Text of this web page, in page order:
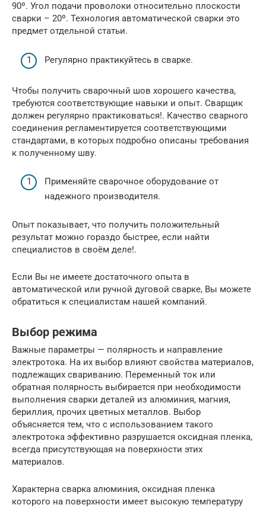
90º. Угол подачи проволоки относительно плоскости
сварки – 20º. Технология автоматической сварки это
предмет отдельной статьи.
Регулярно практикуйтесь в сварке.
Чтобы получить сварочный шов хорошего качества,
требуются соответствующие навыки и опыт. Сварщик
должен регулярно практиковаться!. Качество сварного
соединения регламентируется соответствующими
стандартами, в которых подробно описаны требования
к полученному шву.
Применяйте сварочное оборудование от
надежного производителя.
Опыт показывает, что получить положительный
результат можно гораздо быстрее, если найти
специалистов в своём деле!.
Если Вы не имеете достаточного опыта в
автоматической или ручной дуговой сварке, Вы можете
обратиться к специалистам нашей компаний.
Выбор режима
Важные параметры — полярность и направление
электротока. На их выбор влияют свойства материалов,
подлежащих свариванию. Переменный ток или
обратная полярность выбирается при необходимости
выполнения сварки деталей из алюминия, магния,
бериллия, прочих цветных металлов. Выбор
объясняется тем, что с использованием такого
электротока эффективно разрушается оксидная пленка,
всегда присутствующая на поверхности этих
материалов.
Характерна сварка алюминия, оксидная пленка
которого на поверхности имеет высокую температуру